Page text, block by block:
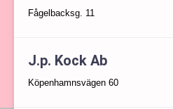
Fågelbacksg. 11
J.p. Kock Ab
Köpenhamnsvägen 60